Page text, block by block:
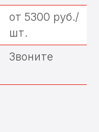
от 5300 руб./
шт.
Звоните